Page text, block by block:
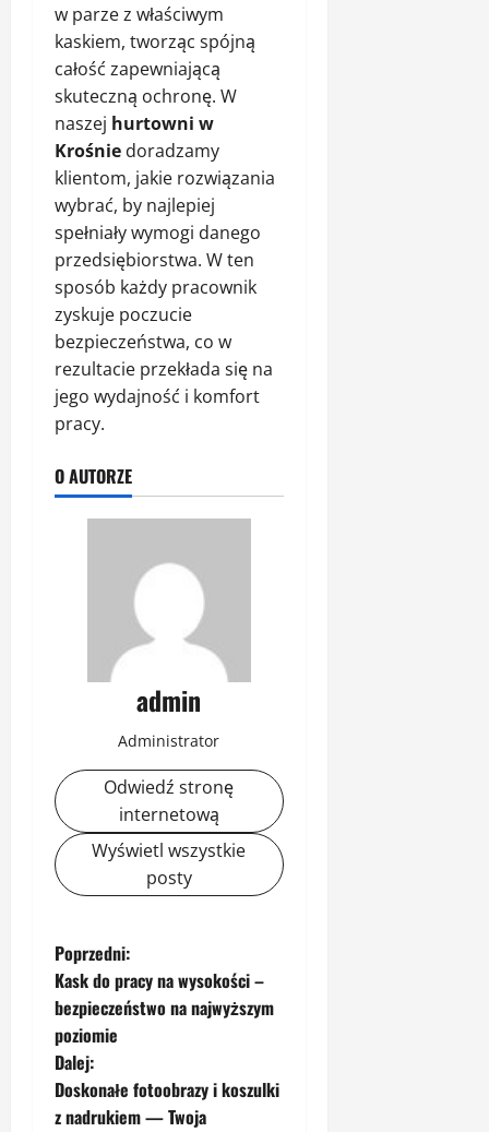
w parze z właściwym
kaskiem, tworząc spójną
całość zapewniającą
skuteczną ochronę. W
naszej hurtowni w
Krośnie doradzamy
klientom, jakie rozwiązania
wybrać, by najlepiej
spełniały wymogi danego
przedsiębiorstwa. W ten
sposób każdy pracownik
zyskuje poczucie
bezpieczeństwa, co w
rezultacie przekłada się na
jego wydajność i komfort
pracy.
O AUTORZE
admin
Administrator
Odwiedź stronę
internetową
Wyświetl wszystkie
posty
Z
o
b
a
Poprzedni:
Kask do pracy na wysokości –
bezpieczeństwo na najwyższym
poziomie
Dalej:
Doskonałe fotoobrazy i koszulki
z nadrukiem — Twoja